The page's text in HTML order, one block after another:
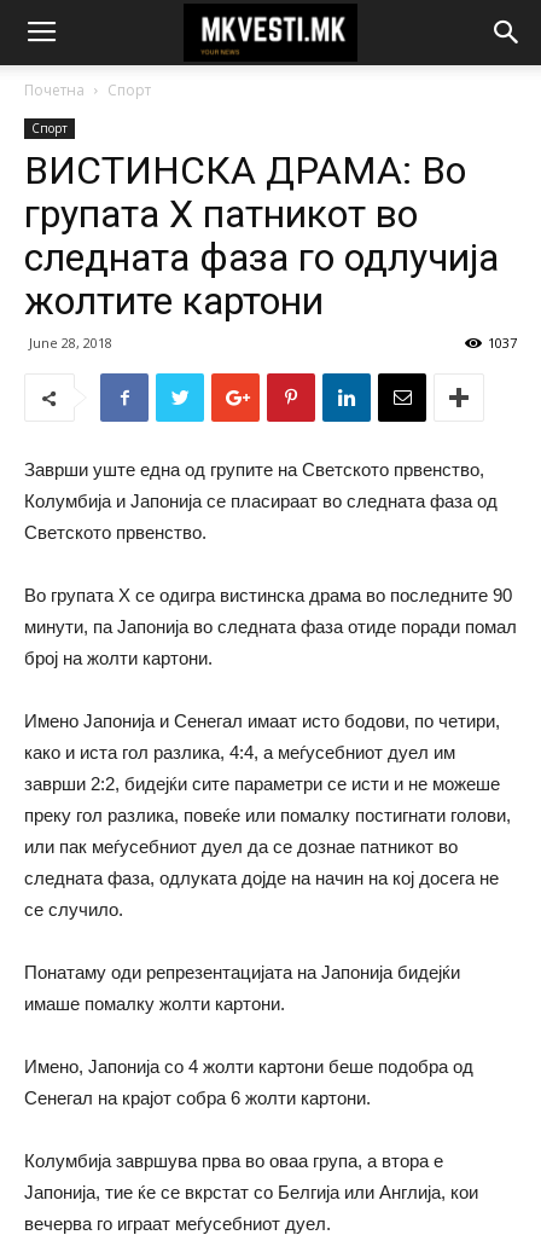
Почетна Спорт
Спорт
ВИСТИНСКА ДРАМА: Во
групата Х патникот во
следната фаза го одлучија
жолтите картони
June 28, 2018 1037
Заврши уште една од групите на Светското првенство,
Колумбија и Јапонија се пласираат во следната фаза од
Светското првенство.
Во групата Х се одигра вистинска драма во последните 90
минути, па Јапонија во следната фаза отиде поради помал
број на жолти картони.
Имено Јапонија и Сенегал имаат исто бодови, по четири,
како и иста гол разлика, 4:4, а меѓусебниот дуел им
заврши 2:2, бидејќи сите параметри се исти и не можеше
преку гол разлика, повеќе или помалку постигнати голови,
или пак меѓусебниот дуел да се дознае патникот во
следната фаза, одлуката дојде на начин на кој досега не
се случило.
Понатаму оди репрезентацијата на Јапонија бидејќи
имаше помалку жолти картони.
Имено, Јапонија со 4 жолти картони беше подобра од
Сенегал на крајот собра 6 жолти картони.
Колумбија завршува прва во оваа група, а втора е
Јапонија, тие ќе се вкрстат со Белгија или Англија, кои
вечерва го играат меѓусебниот дуел.